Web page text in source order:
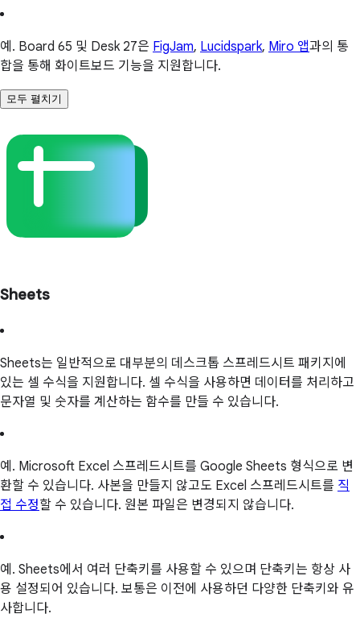
예. Board 65 및 Desk 27은 FigJam, Lucidspark, Miro 앱과의 통
합을 통해 화이트보드 기능을 지원합니다.
모두 펼치기
Sheets
Sheets는 일반적으로 대부분의 데스크톱 스프레드시트 패키지에
있는 셀 수식을 지원합니다. 셀 수식을 사용하면 데이터를 처리하고
문자열 및 숫자를 계산하는 함수를 만들 수 있습니다.
예. Microsoft Excel 스프레드시트를 Google Sheets 형식으로 변
환할 수 있습니다. 사본을 만들지 않고도 Excel 스프레드시트를 직
접 수정할 수 있습니다. 원본 파일은 변경되지 않습니다.
예. Sheets에서 여러 단축키를 사용할 수 있으며 단축키는 항상 사
용 설정되어 있습니다. 보통은 이전에 사용하던 다양한 단축키와 유
사합니다.